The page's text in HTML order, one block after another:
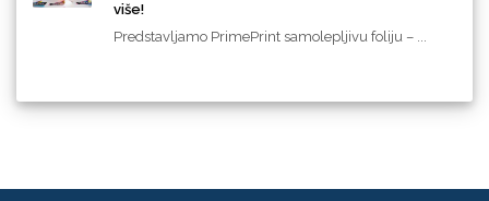
više!
Predstavljamo PrimePrint samolepljivu foliju – ...